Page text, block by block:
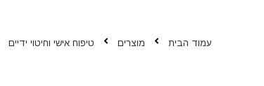
עמוד הבית מוצרים טיפוח אישי וחיטוי ידיים